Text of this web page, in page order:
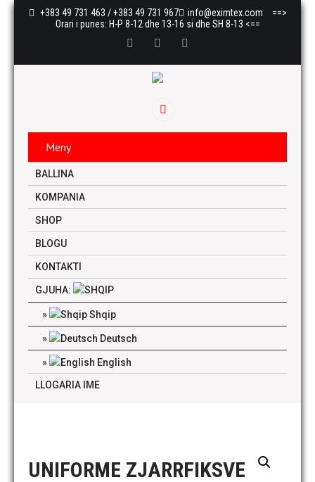
+383 49 731 463 / +383 49 731 967 info@eximtex.com
==>
Orari i punes: H-P 8-12 dhe 13-16 si dhe SH 8-13 <==
Meny
BALLINA
KOMPANIA
SHOP
BLOGU
KONTAKTI
GJUHA:
Shqip
Deutsch
English
LLOGARIA IME
UNIFORME ZJARRFIKSVE